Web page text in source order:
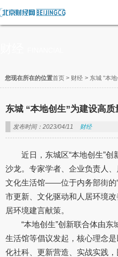
您现在所在的位置首页 > 财经 > 东城 “本
东城 “本地创生”为建设高质
发布时间：2023/04/11 财经
近日，东城区“本地创生”
沙龙。专家学者、企业负责人
文化生活馆——位于内务部街的
市更新、文化驱动和人居环境
居环境建言献策。
“本地创生”创新联合体由
生活馆等倡议发起，核心理念
化社科、更新营造、实战实践